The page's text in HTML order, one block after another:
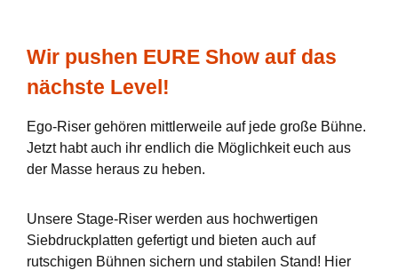
Wir pushen EURE Show auf das
nächste Level!
Ego-Riser gehören mittlerweile auf jede große Bühne.
Jetzt habt auch ihr endlich die Möglichkeit euch aus
der Masse heraus zu heben.
Unsere Stage-Riser werden aus hochwertigen
Siebdruckplatten gefertigt und bieten auch auf
rutschigen Bühnen sichern und stabilen Stand! Hier